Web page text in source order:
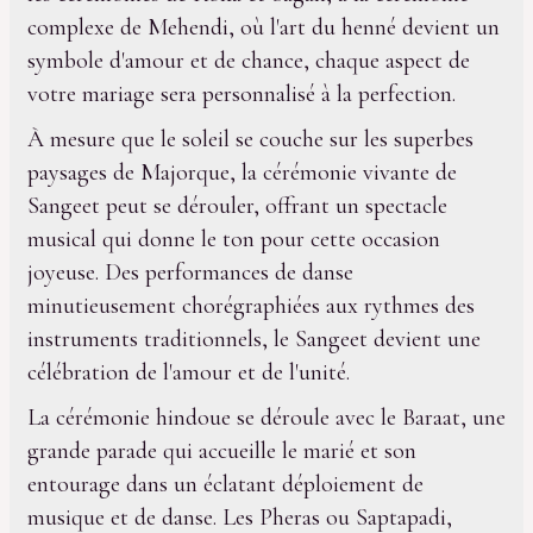
complexe de Mehendi, où l'art du henné devient un
symbole d'amour et de chance, chaque aspect de
votre mariage sera personnalisé à la perfection.
À mesure que le soleil se couche sur les superbes
paysages de Majorque, la cérémonie vivante de
Sangeet peut se dérouler, offrant un spectacle
musical qui donne le ton pour cette occasion
joyeuse. Des performances de danse
minutieusement chorégraphiées aux rythmes des
instruments traditionnels, le Sangeet devient une
célébration de l'amour et de l'unité.
La cérémonie hindoue se déroule avec le Baraat, une
grande parade qui accueille le marié et son
entourage dans un éclatant déploiement de
musique et de danse. Les Pheras ou Saptapadi,